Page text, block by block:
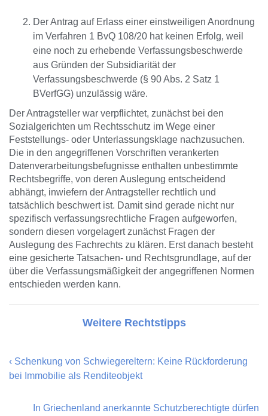
Der Antrag auf Erlass einer einstweiligen Anordnung
im Verfahren 1 BvQ 108/20 hat keinen Erfolg, weil
eine noch zu erhebende Verfassungsbeschwerde
aus Gründen der Subsidiarität der
Verfassungsbeschwerde (§ 90 Abs. 2 Satz 1
BVerfGG) unzulässig wäre.
Der Antragsteller war verpflichtet, zunächst bei den
Sozialgerichten um Rechtsschutz im Wege einer
Feststellungs- oder Unterlassungsklage nachzusuchen.
Die in den angegriffenen Vorschriften verankerten
Datenverarbeitungsbefugnisse enthalten unbestimmte
Rechtsbegriffe, von deren Auslegung entscheidend
abhängt, inwiefern der Antragsteller rechtlich und
tatsächlich beschwert ist. Damit sind gerade nicht nur
spezifisch verfassungsrechtliche Fragen aufgeworfen,
sondern diesen vorgelagert zunächst Fragen der
Auslegung des Fachrechts zu klären. Erst danach besteht
eine gesicherte Tatsachen- und Rechtsgrundlage, auf der
über die Verfassungsmäßigkeit der angegriffenen Normen
entschieden werden kann.
Weitere Rechtstipps
‹ Schenkung von Schwiegereltern: Keine Rückforderung
bei Immobilie als Renditeobjekt
In Griechenland anerkannte Schutzberechtigte dürfen